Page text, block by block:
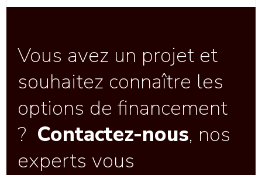
Vous avez un projet et
souhaitez connaître les
options de financement
? Contactez-nous, nos
experts vous